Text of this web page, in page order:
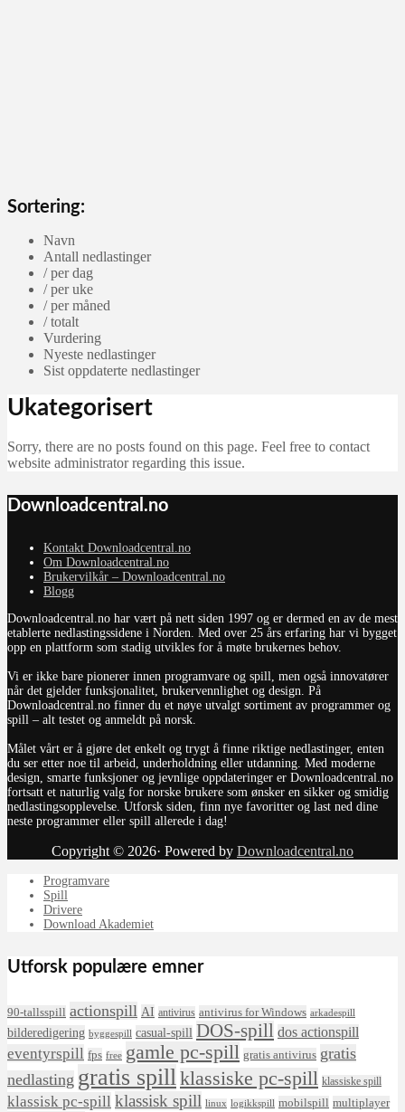
Sortering:
Navn
Antall nedlastinger
/ per dag
/ per uke
/ per måned
/ totalt
Vurdering
Nyeste nedlastinger
Sist oppdaterte nedlastinger
Ukategorisert
Sorry, there are no posts found on this page. Feel free to contact
website administrator regarding this issue.
Downloadcentral.no
Kontakt Downloadcentral.no
Om Downloadcentral.no
Brukervilkår – Downloadcentral.no
Blogg
Downloadcentral.no har vært på nett siden 1997 og er dermed en av de mest
etablerte nedlastingssidene i Norden. Med over 25 års erfaring har vi bygget
opp en plattform som stadig utvikles for å møte brukernes behov.
Vi er ikke bare pionerer innen programvare og spill, men også innovatører
når det gjelder funksjonalitet, brukervennlighet og design. På
Downloadcentral.no finner du et nøye utvalgt sortiment av programmer og
spill – alt testet og anmeldt på norsk.
Målet vårt er å gjøre det enkelt og trygt å finne riktige nedlastinger, enten
du ser etter noe til arbeid, underholdning eller utdanning. Med moderne
design, smarte funksjoner og jevnlige oppdateringer er Downloadcentral.no
fortsatt et naturlig valg for norske brukere som ønsker en sikker og smidig
nedlastingsopplevelse. Utforsk siden, finn nye favoritter og last ned dine
neste programmer eller spill allerede i dag!
Copyright © 2026· Powered by Downloadcentral.no
Programvare
Spill
Drivere
Download Akademiet
Utforsk populære emner
90-tallsspill actionspill AI antivirus antivirus for Windows arkadespill
bilderedigering byggespill casual-spill DOS-spill dos actionspill
eventyrspill fps free gamle pc-spill gratis antivirus gratis
nedlasting gratis spillklassiske pc-spill klassiske spill
klassisk pc-spill klassisk spill linux logikkspill mobilspill multiplayer